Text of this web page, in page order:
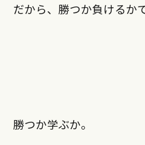
だから、勝つか負けるか
勝つか学ぶか。